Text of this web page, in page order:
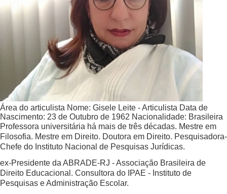
Área do articulista Nome: Gisele Leite - Articulista Data de
Nascimento: 23 de Outubro de 1962 Nacionalidade: Brasileira
Professora universitária há mais de três décadas. Mestre em
Filosofia. Mestre em Direito. Doutora em Direito. Pesquisadora-
Chefe do Instituto Nacional de Pesquisas Jurídicas.
ex-Presidente da ABRADE-RJ - Associação Brasileira de
Direito Educacional. Consultora do IPAE - Instituto de
Pesquisas e Administração Escolar.